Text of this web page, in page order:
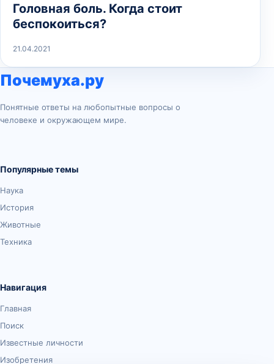
Головная боль. Когда стоит
беспокоиться?
21.04.2021
Почемуха.ру
Понятные ответы на любопытные вопросы о
человеке и окружающем мире.
Популярные темы
Наука
История
Животные
Техника
Навигация
Главная
Поиск
Известные личности
Изобретения